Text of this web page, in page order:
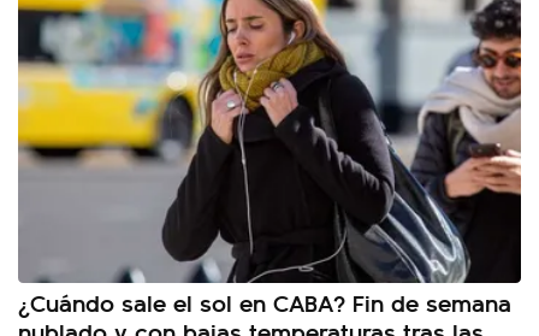
¿Cuándo sale el sol en CABA? Fin de semana